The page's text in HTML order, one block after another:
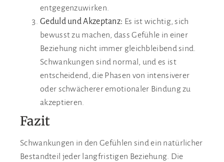
entgegenzuwirken.
Geduld und Akzeptanz: Es ist wichtig, sich
bewusst zu machen, dass Gefühle in einer
Beziehung nicht immer gleichbleibend sind.
Schwankungen sind normal, und es ist
entscheidend, die Phasen von intensiverer
oder schwächerer emotionaler Bindung zu
akzeptieren.
Fazit
Schwankungen in den Gefühlen sind ein natürlicher
Bestandteil jeder langfristigen Beziehung. Die